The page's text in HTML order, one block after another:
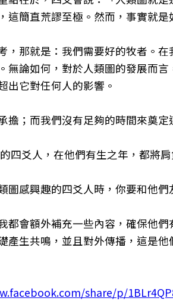
這簡直荒謬至極。然而，事實就是
，那就是：我們需要好的牧者。
無論如何，對於人類圖的發展而
出它對任何人的影響。
擔；而我們沒有足夠的時間來奠
四爻人，在他們有生之年，都將
圖感興趣的四爻人時，你要和他
都會額外補充一些內容，確保他
產生共鳴，並且對外傳播，這是他
share/p/